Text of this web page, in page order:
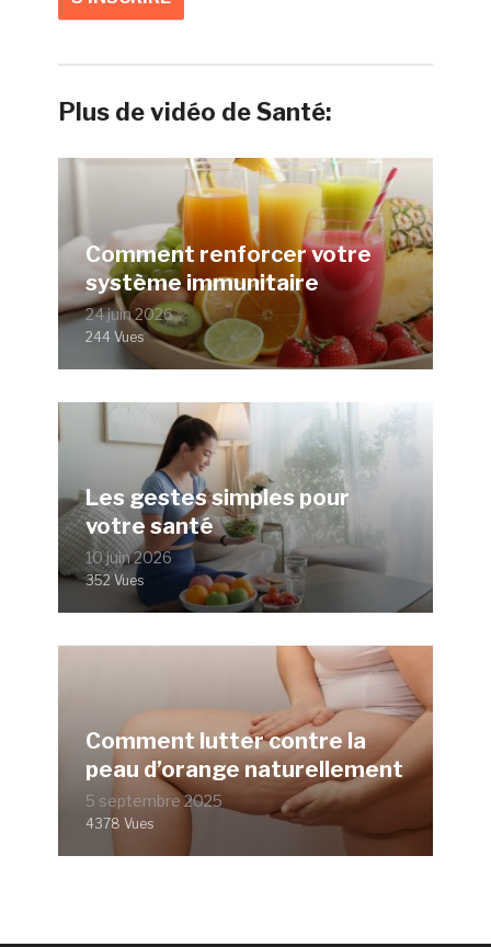
Plus de vidéo de Santé:
Comment renforcer votre
système immunitaire
24 juin 2026
244 Vues
Les gestes simples pour
votre santé
10 juin 2026
352 Vues
Comment lutter contre la
peau d’orange naturellement
5 septembre 2025
4378 Vues